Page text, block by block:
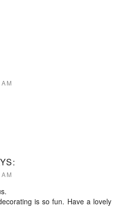
is so fun. Have a lovely